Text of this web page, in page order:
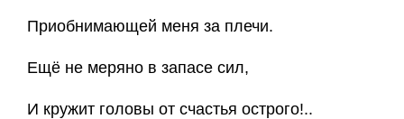
Приобнимающей меня за плечи.
Ещё не меряно в запасе сил,
И кружит головы от счастья острого!..